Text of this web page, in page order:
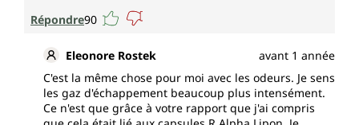
Répondre90
Eleonore Rostek
avant 1 année
C'est la même chose pour moi avec les odeurs. Je sens
les gaz d'échappement beaucoup plus intensément.
Ce n'est que grâce à votre rapport que j'ai compris